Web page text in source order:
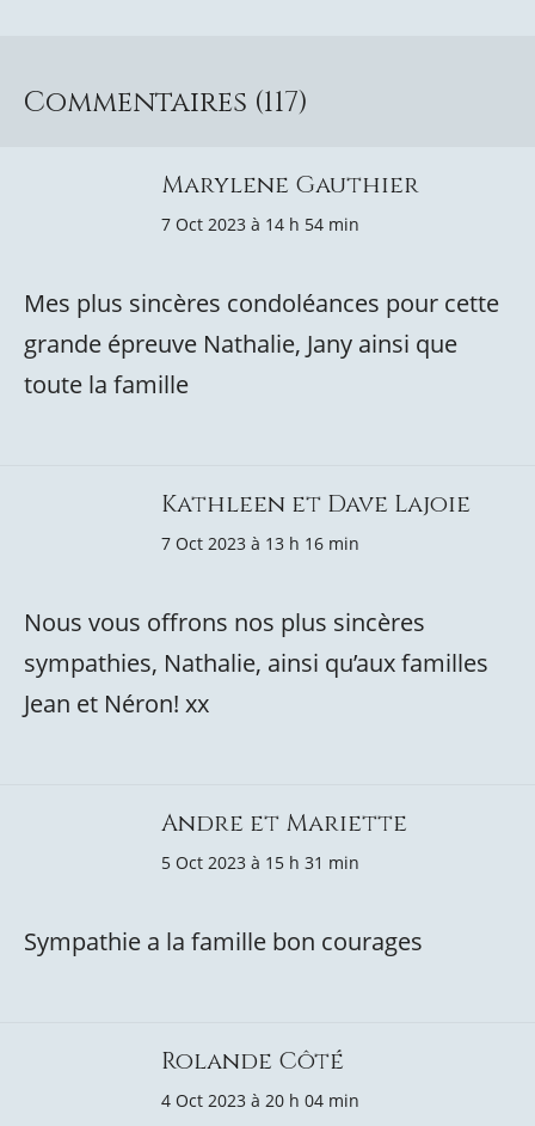
Commentaires (117)
Marylene Gauthier
7 Oct 2023 à 14 h 54 min
Mes plus sincères condoléances pour cette
grande épreuve Nathalie, Jany ainsi que
toute la famille
Kathleen et Dave Lajoie
7 Oct 2023 à 13 h 16 min
Nous vous offrons nos plus sincères
sympathies, Nathalie, ainsi qu’aux familles
Jean et Néron! xx
Andre et Mariette
5 Oct 2023 à 15 h 31 min
Sympathie a la famille bon courages
Rolande Côté
4 Oct 2023 à 20 h 04 min